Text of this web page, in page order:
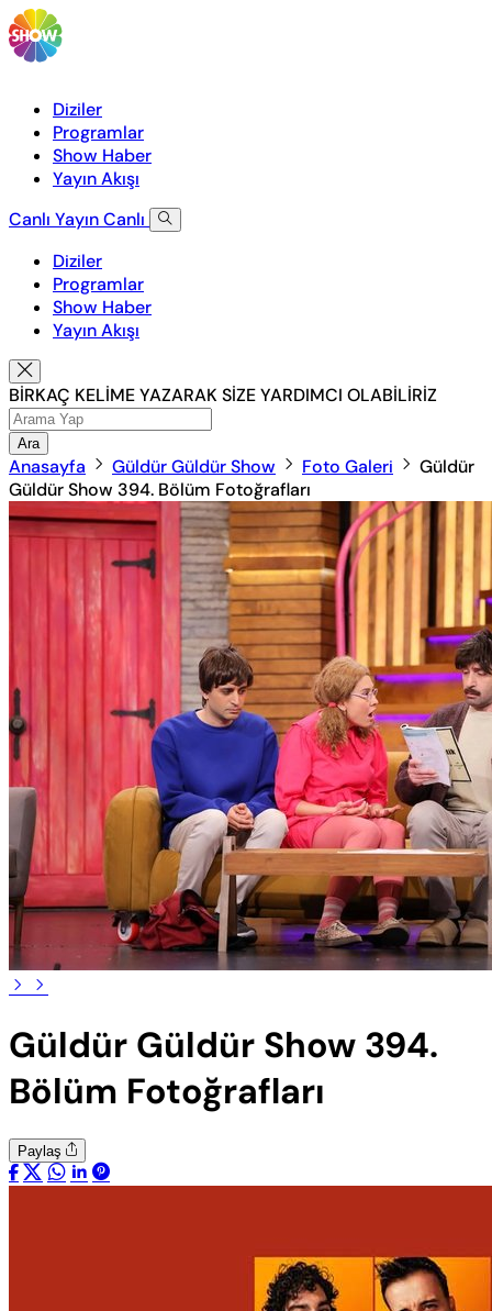
Diziler
Programlar
Show Haber
Yayın Akışı
Canlı YayınCanlı
Diziler
Programlar
Show Haber
Yayın Akışı
BİRKAÇ KELİME YAZARAK SİZE YARDIMCI OLABİLİRİZ
Ara
Anasayfa Güldür Güldür Show Foto Galeri
Güldür
Güldür Show 394. Bölüm Fotoğrafları
Güldür Güldür Show 394.
Bölüm Fotoğrafları
Paylaş